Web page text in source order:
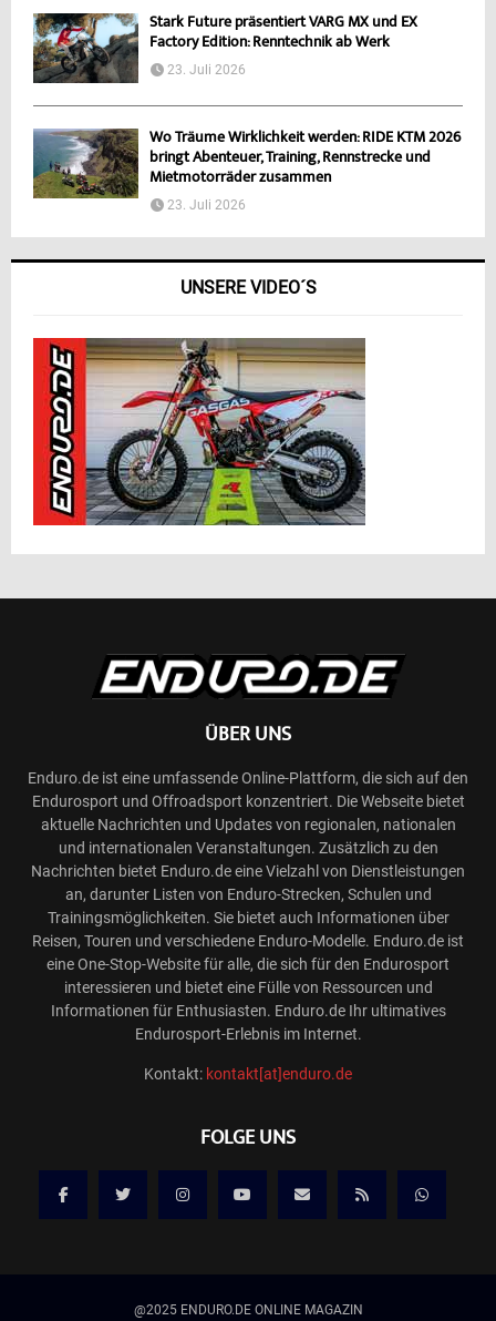
Stark Future präsentiert VARG MX und EX
Factory Edition: Renntechnik ab Werk
23. Juli 2026
Wo Träume Wirklichkeit werden: RIDE KTM 2026
bringt Abenteuer, Training, Rennstrecke und
Mietmotorräder zusammen
23. Juli 2026
UNSERE VIDEO´S
ÜBER UNS
Enduro.de ist eine umfassende Online-Plattform, die sich auf den
Endurosport und Offroadsport konzentriert. Die Webseite bietet
aktuelle Nachrichten und Updates von regionalen, nationalen
und internationalen Veranstaltungen. Zusätzlich zu den
Nachrichten bietet Enduro.de eine Vielzahl von Dienstleistungen
an, darunter Listen von Enduro-Strecken, Schulen und
Trainingsmöglichkeiten. Sie bietet auch Informationen über
Reisen, Touren und verschiedene Enduro-Modelle. Enduro.de ist
eine One-Stop-Website für alle, die sich für den Endurosport
interessieren und bietet eine Fülle von Ressourcen und
Informationen für Enthusiasten. Enduro.de Ihr ultimatives
Endurosport-Erlebnis im Internet.
Kontakt: kontakt[at]enduro.de
FOLGE UNS
@2025 ENDURO.DE ONLINE MAGAZIN